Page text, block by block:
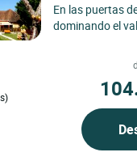
En las puertas
dominando el
atiende a sus